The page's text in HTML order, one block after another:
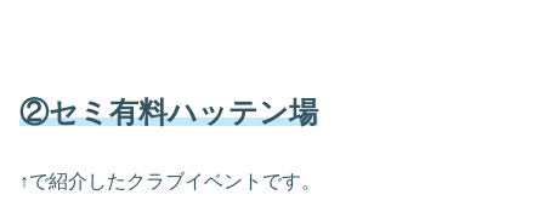
②セミ有料ハッテン場
↑で紹介したクラブイベントです。